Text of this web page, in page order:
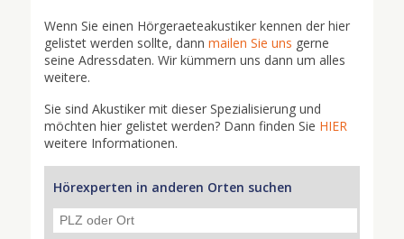
Wenn Sie einen Hörgeraeteakustiker kennen der hier
gelistet werden sollte, dann mailen Sie uns gerne
seine Adressdaten. Wir kümmern uns dann um alles
weitere.
Sie sind Akustiker mit dieser Spezialisierung und
möchten hier gelistet werden? Dann finden Sie HIER
weitere Informationen.
Hörexperten in anderen Orten suchen